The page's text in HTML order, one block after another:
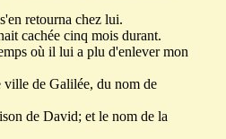
retourna chez lui.
cachée cinq mois durant.
où il lui a plu d'enlever mon
de Galilée, du nom de
de David; et le nom de la